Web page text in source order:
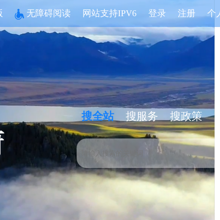
无障碍阅读 网站支持IPV6 登录 注册 个
搜全站 搜服务 搜政策